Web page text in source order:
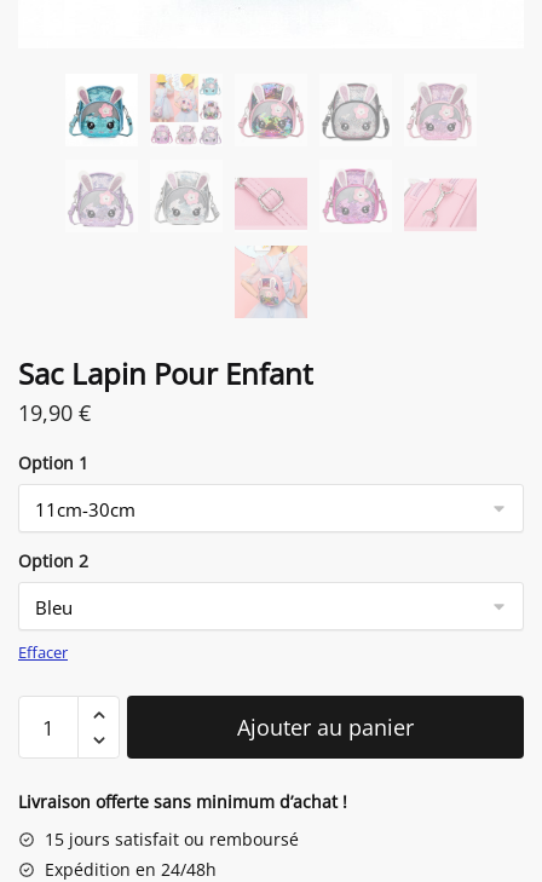
Sac Lapin Pour Enfant
19,90 €
Option 1
Option 2
Effacer
Lapin
Enfant
Ajouter au panier
Livraison offerte sans minimum d’achat !
15 jours satisfait ou remboursé
Expédition en 24/48h